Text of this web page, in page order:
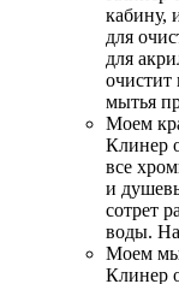
кабину,
для
для
очистит
мытья
Моем
Клинер
все
и
сотрет
воды.
Моем
Клинер